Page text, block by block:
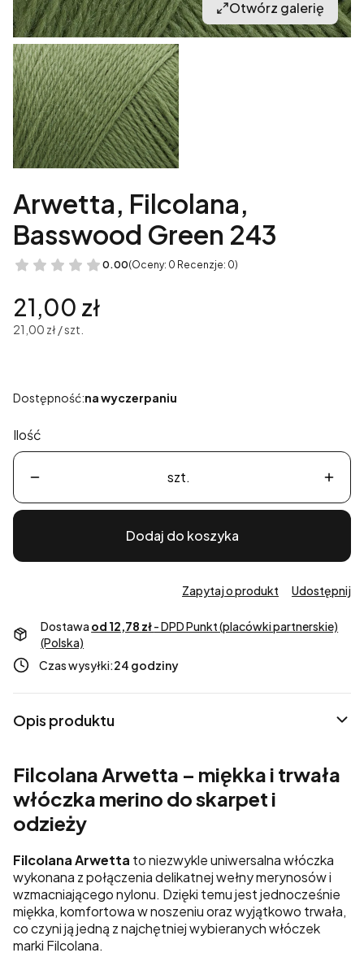
Otwórz galerię
Arwetta, Filcolana,
Basswood Green 243
0.00(Oceny: 0 Recenzje: 0)
Cena
21,00 zł
21,00 zł / szt.
Dostępność:na wyczerpaniu
Ilość
szt.
Dodaj do koszyka
Zapytaj o produkt Udostępnij
Dostawa od 12,78 zł- DPD Punkt (placówki partnerskie)
(Polska)
Czas wysyłki:24 godziny
Opis produktu
Filcolana Arwetta – miękka i trwała
włóczka merino do skarpet i
odzieży
Filcolana Arwetta to niezwykle uniwersalna włóczka
wykonana z połączenia delikatnej wełny merynosów i
wzmacniającego nylonu. Dzięki temu jest jednocześnie
miękka, komfortowa w noszeniu oraz wyjątkowo trwała,
co czyni ją jedną z najchętniej wybieranych włóczek
marki Filcolana.